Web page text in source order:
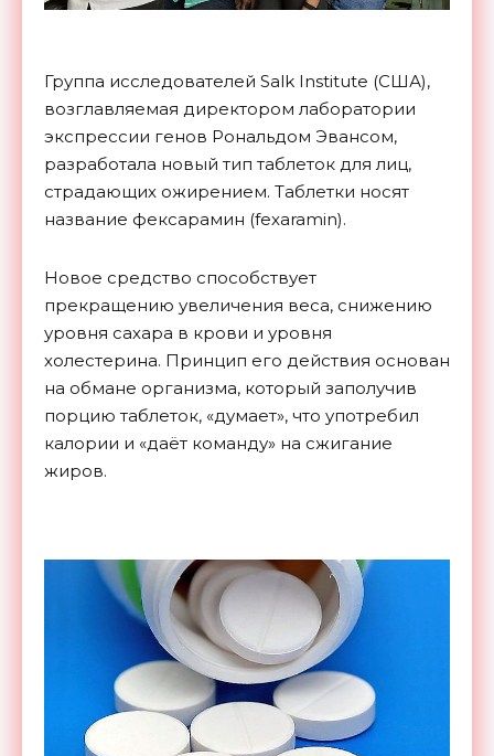
Группа исследователей Salk Institute (США),
возглавляемая директором лаборатории
экспрессии генов Рональдом Эвансом,
разработала новый тип таблеток для лиц,
страдающих ожирением. Таблетки носят
название фексарамин (fexaramin).
Новое средство способствует
прекращению увеличения веса, снижению
уровня сахара в крови и уровня
холестерина. Принцип его действия основан
на обмане организма, который заполучив
порцию таблеток, «думает», что употребил
калории и «даёт команду» на сжигание
жиров.